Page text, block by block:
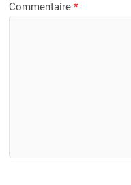
Commentaire*